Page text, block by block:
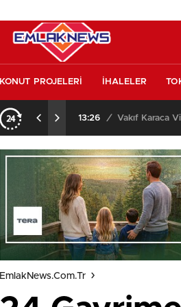
KONUT PROJELERİ İHALELER
13:26 / Vakıf Karaca
EmlakNews.com.tr